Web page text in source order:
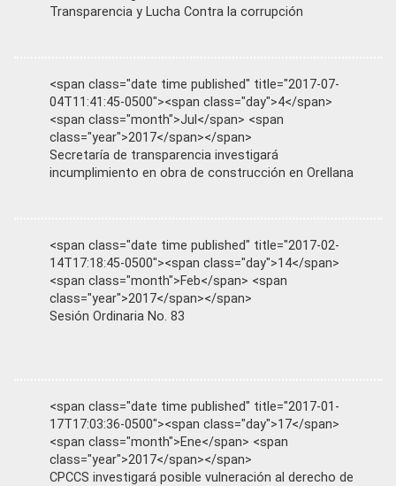
Transparencia y Lucha Contra la corrupción
<span class="date time published" title="2017-07-
04T11:41:45-0500"><span class="day">4</span>
<span class="month">Jul</span> <span
class="year">2017</span></span>
Secretaría de transparencia investigará
incumplimiento en obra de construcción en Orellana
<span class="date time published" title="2017-02-
14T17:18:45-0500"><span class="day">14</span>
<span class="month">Feb</span> <span
class="year">2017</span></span>
Sesión Ordinaria No. 83
<span class="date time published" title="2017-01-
17T17:03:36-0500"><span class="day">17</span>
<span class="month">Ene</span> <span
class="year">2017</span></span>
CPCCS investigará posible vulneración al derecho de